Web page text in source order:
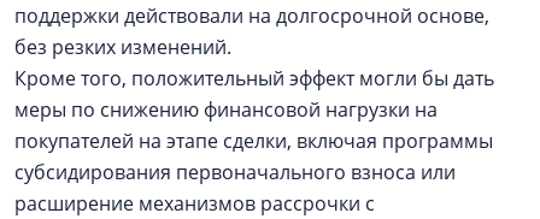
поддержки действовали на долгосрочной основе,
без резких изменений.
Кроме того, положительный эффект могли бы дать
меры по снижению финансовой нагрузки на
покупателей на этапе сделки, включая программы
субсидирования первоначального взноса или
расширение механизмов рассрочки с